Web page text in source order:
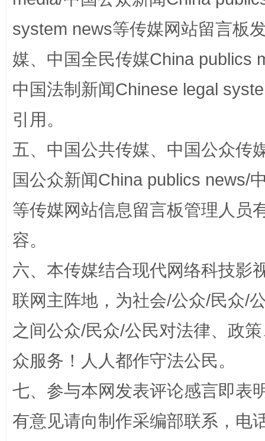
漫山遍野的桃花与雪山、麦地、白藏房 除
system news等传媒网站留言板
媒、中国全民传媒China publics
中国法制新闻Chinese legal
引用。
五、中国公共传媒、中国公众传
国公众新闻China publics news/
等传媒网站信息留言板管理人员
容。
六、本传媒结合现代网络科技影
联网主阵地，为社会/公众/民众/
之间公众/民众/公民对法律、政
众服务！人人都作守法公民。
七、参与本网发表评论感言即表
有意见请向制作采编部联系，电